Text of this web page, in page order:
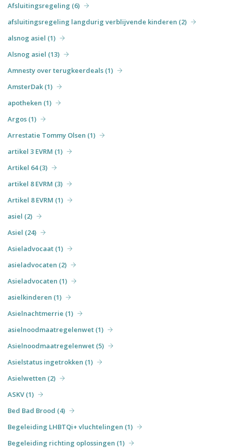
Afsluitingsregeling (6)
afsluitingsregeling langdurig verblijvende kinderen (2)
alsnog asiel (1)
Alsnog asiel (13)
Amnesty over terugkeerdeals (1)
AmsterDak (1)
apotheken (1)
Argos (1)
Arrestatie Tommy Olsen (1)
artikel 3 EVRM (1)
Artikel 64 (3)
artikel 8 EVRM (3)
Artikel 8 EVRM (1)
asiel (2)
Asiel (24)
Asieladvocaat (1)
asieladvocaten (2)
Asieladvocaten (1)
asielkinderen (1)
Asielnachtmerrie (1)
asielnoodmaatregelenwet (1)
Asielnoodmaatregelenwet (5)
Asielstatus ingetrokken (1)
Asielwetten (2)
ASKV (1)
Bed Bad Brood (4)
Begeleiding LHBTQi+ vluchtelingen (1)
Begeleiding richting oplossingen (1)